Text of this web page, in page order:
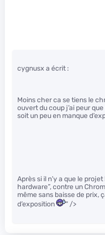
cygnusx a écrit :
Moins cher ca se tiens le
ouvert du coup j’ai peur
soit un peu en manque
Après si il n’y a que le
hardware”, contre un
même sans baisse de prix,
d’exposition
" />